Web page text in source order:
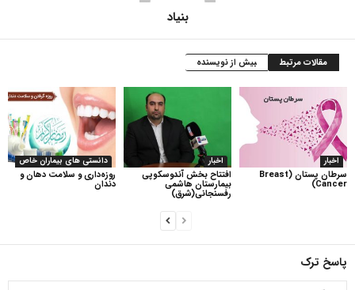
بنیاد
مقالات مرتبط بیش از نویسنده
دانستی های بیماران خاص
روزه‌داری و سلامت دهان و
دندان
اخبار
افتتاح بخش آندوسکوپی
بیمارستان هاشمی
رفسنجانی(شرق)
اخبار
سرطان پستان (Breast
Cancer)
پاسخ ترک